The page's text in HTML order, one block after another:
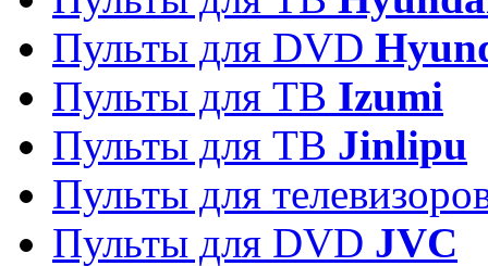
Пульты для DVD
Пульты для ТВ Izumi
Пульты для ТВ Jinlipu
Пульты для
Пульты для DVD JVC